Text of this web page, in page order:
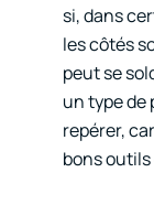
si, dans
les côtés
peut se
un type de
repérer,
bons